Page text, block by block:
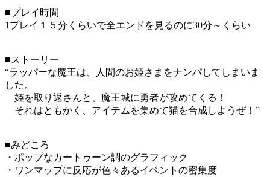
■プレイ時間
1プレイ１５分くらいで全エンドを見るのに30分～くらい
■ストーリー
“ラッパーな魔王は、人間のお姫さまをナンパしてしまいま
した。
姫を取り返さんと、魔王城に勇者が攻めてくる！
それはともかく、アイテムを集めて猫を合成しようぜ！”
■みどころ
・ポップなカートゥーン調のグラフィック
・ワンマップに反応が色々あるイベントの密集度